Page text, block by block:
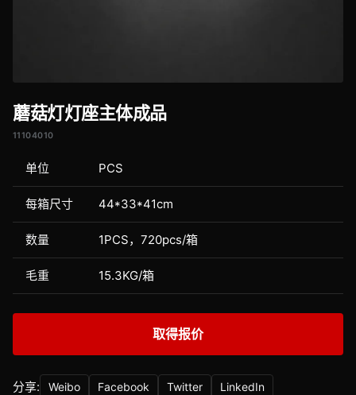
蘑菇灯灯座主体成品
11104010
单位 PCS
每箱尺寸 44*33*41cm
数量 1PCS，720pcs/箱
毛重 15.3KG/箱
取得报价
分享: Weibo Facebook Twitter LinkedIn